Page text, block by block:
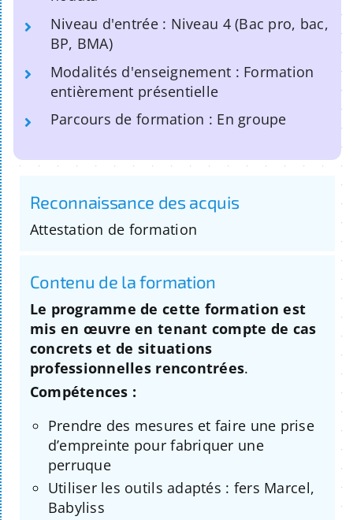
Niveau d'entrée : Niveau 4 (Bac pro, bac,
BP, BMA)
Modalités d'enseignement : Formation
entièrement présentielle
Parcours de formation : En groupe
Reconnaissance des acquis
Attestation de formation
Contenu de la formation
Le programme de cette formation est
mis en œuvre en tenant compte de cas
concrets et de situations
professionnelles rencontrées.
Compétences :
Prendre des mesures et faire une prise
d’empreinte pour fabriquer une
perruque
Utiliser les outils adaptés : fers Marcel,
Babyliss